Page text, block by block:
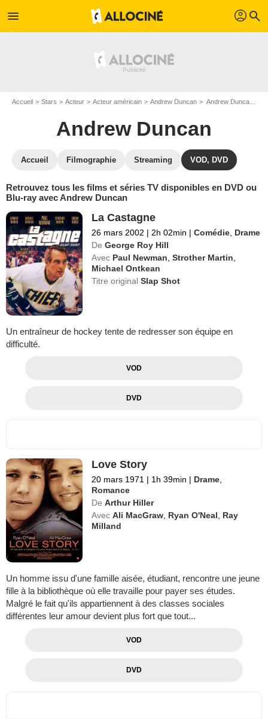
menu profil search
Accueil Stars Acteur Acteur américain Andrew Duncan Andrew Duncan : ses Blu-Ray, DVD, VOD, SVOD
Andrew Duncan
Accueil Filmographie Streaming VOD, DVD
Retrouvez tous les films et séries TV disponibles en DVD ou
Blu-ray avec Andrew Duncan
La Castagne
26 mars 2002 | 2h 02min | Comédie Drame
De George Roy Hill
Avec Paul Newman ,Strother Martin
Michael Ontkean
Titre originalSlap Shot
Un entraîneur de hockey tente de redresser son équipe en
difficulté.
VOD
DVD
Love Story
20 mars 1971 | 1h 39min | Drame
Romance
De Arthur Hiller
Avec Ali MacGraw Ryan O'Neal
Ray
Milland
Un homme issu d'une famille aisée, étudiant, rencontre une jeune
fille à la bibliothèque où elle travaille pour payer ses études.
Malgré le fait qu'ils appartiennent à des classes sociales
différentes leur amour devient plus fort que tout...
VOD
DVD